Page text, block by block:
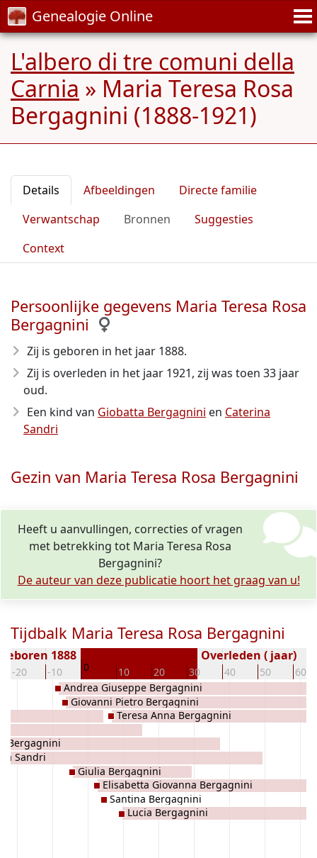
Genealogie Online
L'albero di tre comuni della
Carnia » Maria Teresa Rosa
Bergagnini (1888-1921)
Details Afbeeldingen
Directe familie
Verwantschap
Bronnen
Suggesties
Context
Persoonlijke gegevens Maria Teresa Rosa
Bergagnini
Zij is geboren in het jaar 1888.
Zij is overleden in het jaar 1921, zij was toen 33 jaar
oud.
Een kind van Giobatta Bergagnini en Caterina
Sandri
Gezin van Maria Teresa Rosa Bergagnini
Heeft u aanvullingen, correcties of vragen
met betrekking tot Maria Teresa Rosa
Bergagnini?
De auteur van deze publicatie hoort het graag van u!
Tijdbalk Maria Teresa Rosa Bergagnini
-20 -10 0 10 20 30 40 50 60
1888 Overleden ( jaar)
Bergagnini
Sandri
Andrea Giuseppe Bergagnini
Giovanni Pietro Bergagnini
Giulia Bergagnini
Elisabetta Giovanna Bergagnini
Santina Bergagnini
Teresa Anna Bergagnini
Lucia Bergagnini